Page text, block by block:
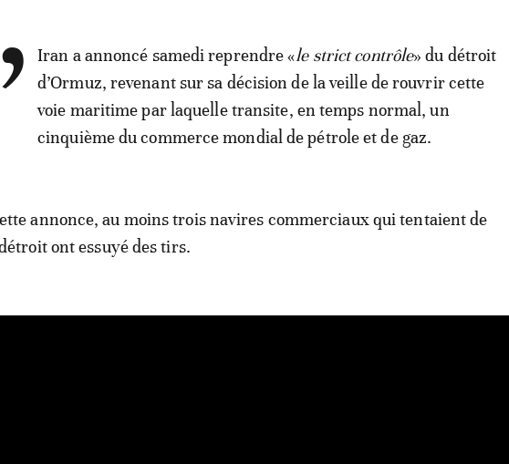
Iran a annoncé samedi reprendre «le strict contrôle» du détroit
d’Ormuz, revenant sur sa décision de la veille de rouvrir cette
voie maritime par laquelle transite, en temps normal, un
cinquième du commerce mondial de pétrole et de gaz.
annonce, au moins trois navires commerciaux qui tentaient de
ont essuyé des tirs.